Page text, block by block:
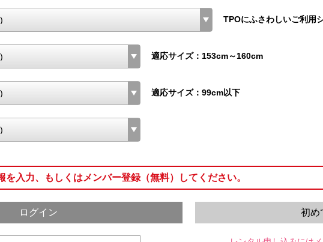
TPOにふさわしいご利用
適応サイズ：153cm～160cm
適応サイズ：99cm以下
を入力、もしくはメンバー登録（無料）してください。
ログイン 初め